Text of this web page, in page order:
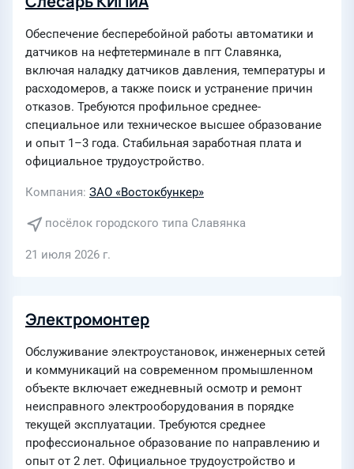
Обеспечение бесперебойной работы автоматики и
датчиков на нефтетерминале в пгт Славянка,
включая наладку датчиков давления, температуры и
расходомеров, а также поиск и устранение причин
отказов. Требуются профильное среднее-
специальное или техническое высшее образование
и опыт 1–3 года. Стабильная заработная плата и
официальное трудоустройство.
Компания ЗАО «Востокбункер»
посёлок городского типа Славянка
21 июля 2026 г.
Электромонтер
Обслуживание электроустановок, инженерных сетей
и коммуникаций на современном промышленном
объекте включает ежедневный осмотр и ремонт
неисправного электрооборудования в порядке
текущей эксплуатации. Требуются среднее
профессиональное образование по направлению и
опыт от 2 лет. Официальное трудоустройство и